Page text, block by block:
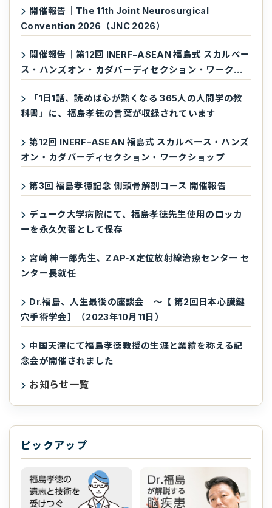
開催報告｜The 11th Joint Neurosurgical
Convention 2026（JNC 2026）
開催報告｜第12回 INERF–ASEAN 福島式 スカルベー
ス・ハンズオン・カダバーディセクション・ワークシ
「1日1話、読めば心が熱くなる 365人の人間学の教
科書」に、福島孝徳の言葉が収録されています
第12回 INERF–ASEAN 福島式 スカルベース・ハンズ
オン・カダバーディセクション・ワークショップ
第3回 福島孝徳記念 側頭骨解剖コース 開催報告
デューク大学病院にて、福島孝徳先生使用のロッカ
ーを永久欠番として保存
宮﨑 紳一郎先生、ZAP‑X定位放射線治療センター セ
ンター長就任
Dr.福島、人生最後の座談会 ～【 第2回日本心臓鍵
穴手術学会】（2023年10月11日）
中国天津にて福島孝徳教授の生涯と業績を称える記
念会が開催されました
お知らせ一覧
ピックアップ